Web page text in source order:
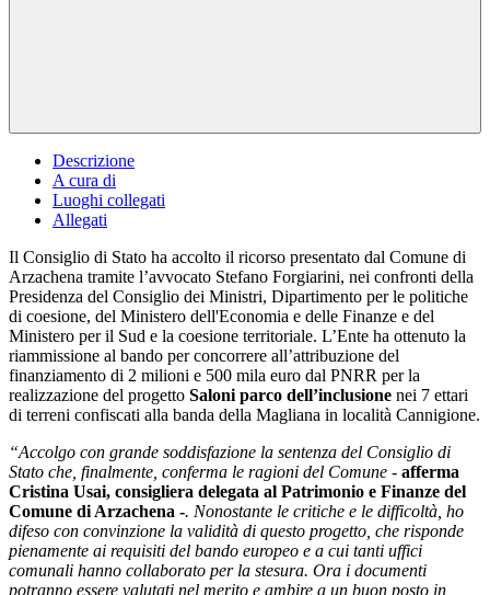
Descrizione
A cura di
Luoghi collegati
Allegati
Il Consiglio di Stato ha accolto il ricorso presentato dal Comune di
Arzachena tramite l’avvocato Stefano Forgiarini, nei confronti della
Presidenza del Consiglio dei Ministri, Dipartimento per le politiche
di coesione, del Ministero dell'Economia e delle Finanze e del
Ministero per il Sud e la coesione territoriale. L’Ente ha ottenuto la
riammissione al bando per concorrere all’attribuzione del
finanziamento di 2 milioni e 500 mila euro dal PNRR per la
realizzazione del progetto Saloni parco dell’inclusione nei 7 ettari
di terreni confiscati alla banda della Magliana in località Cannigione.
“Accolgo con grande soddisfazione la sentenza del Consiglio di
Stato che, finalmente, conferma le ragioni del Comune - afferma
Cristina Usai, consigliera delegata al Patrimonio e Finanze del
Comune di Arzachena -. Nonostante le critiche e le difficoltà, ho
difeso con convinzione la validità di questo progetto, che risponde
pienamente ai requisiti del bando europeo e a cui tanti uffici
comunali hanno collaborato per la stesura. Ora i documenti
potranno essere valutati nel merito e ambire a un buon posto in